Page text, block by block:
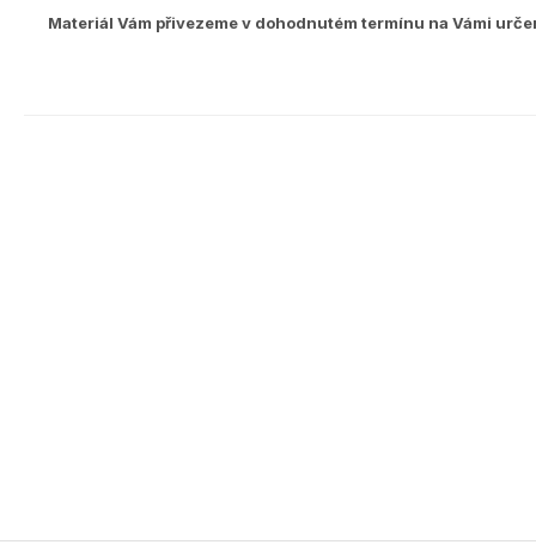
Materiál Vám přivezeme v dohodnutém termínu na Vámi